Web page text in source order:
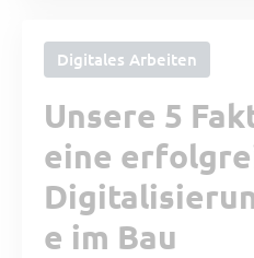
Digitales Arbeiten
Unsere 5
eine
e im Bau